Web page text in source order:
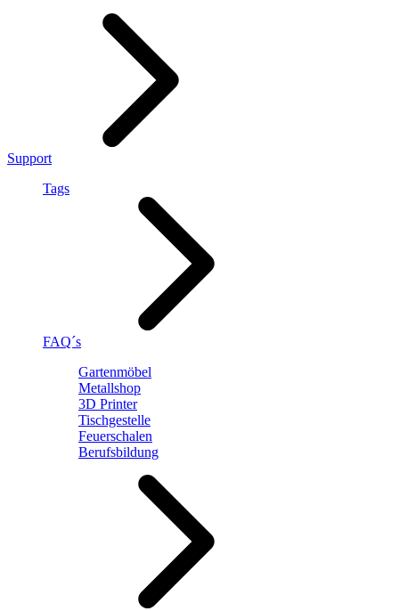
Support
Tags
FAQ´s
Gartenmöbel
Metallshop
3D Printer
Tischgestelle
Feuerschalen
Berufsbildung